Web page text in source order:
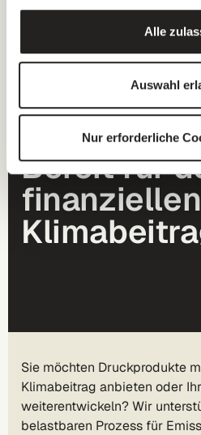
Alle
Auswahl
Nur erforderliche
finanziellem Klimabeitrag"
Ihren Kunden in Zukunft
Bereit für
finanziellen
Sie möchten Druckprodukte
Klimabeitrag anbieten oder
weiterentwickeln? Wir
belastbaren Prozess für